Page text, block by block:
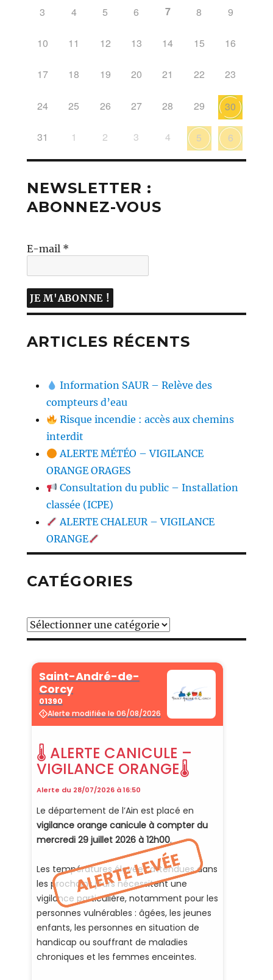
3 4 5 6 7 8 9
10 11 12 13 14 15 16
17 18 19 20 21 22 23
24 25 26 27 28 29 30
31 1 2 3 4 5 6
NEWSLETTER :
ABONNEZ-VOUS
E-mail *
ARTICLES RÉCENTS
Information SAUR – Relève des
compteurs d’eau
Risque incendie : accès aux chemins
interdit
ALERTE MÉTÉO – VIGILANCE
ORANGE ORAGES
Consultation du public – Installation
classée (ICPE)
ALERTE CHALEUR – VIGILANCE
ORANGE
CATÉGORIES
Catégories